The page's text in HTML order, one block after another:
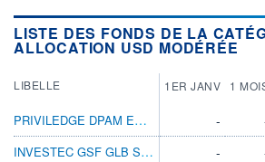
LISTE DES FONDS DE LA
ALLOCATION USD MODÉRÉE
LIBELLE 1ER JANV 1
PRIVILEDGE DPAM EURP RE P USD SYST H DIS -
INVESTEC GSF GLB STRATMGD C ACC USD
-